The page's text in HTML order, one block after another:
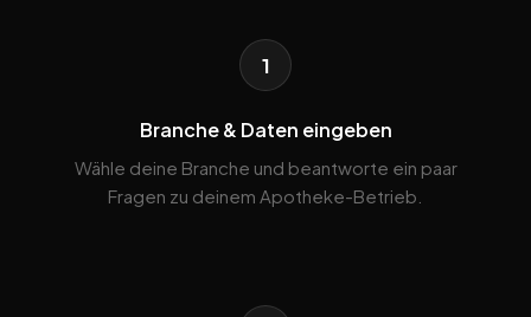
1
Branche & Daten eingeben
Wähle deine Branche und beantworte ein paar
Fragen zu deinem Apotheke-Betrieb.